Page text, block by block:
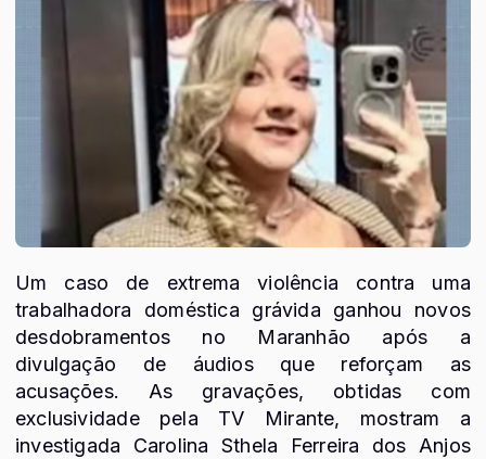
Um caso de extrema violência contra uma
trabalhadora doméstica grávida ganhou novos
desdobramentos no Maranhão após a
divulgação de áudios que reforçam as
acusações. As gravações, obtidas com
exclusividade pela TV Mirante, mostram a
investigada Carolina Sthela Ferreira dos Anjos